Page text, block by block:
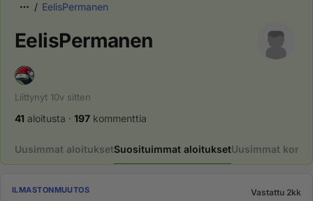
EelisPermanen
EelisPermanen
Liittynyt 10v sitten
41 aloitusta · 197 kommenttia
Uusimmat aloituksetSuosituimmat aloituksetUusimmat
ILMASTONMUUTOS Vastattu 2kk